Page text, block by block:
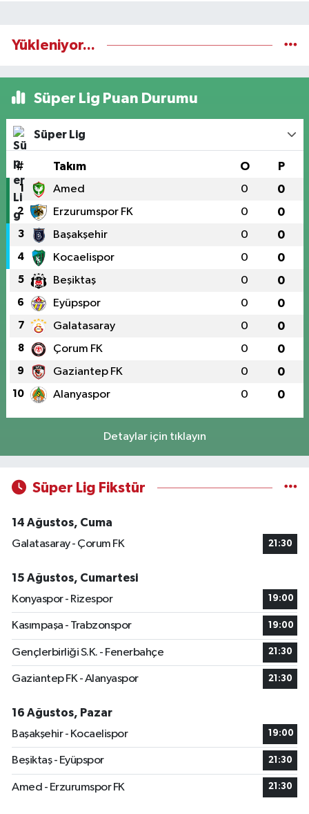
Yükleniyor...
Süper Lig Puan Durumu
Süper Lig
# Takım O P
1 Amed 0 0
2 Erzurumspor FK 0 0
3 Başakşehir 0 0
4 Kocaelispor 0 0
5 Beşiktaş 0 0
6 Eyüpspor 0 0
7 Galatasaray 0 0
8 Çorum FK 0 0
9 Gaziantep FK 0 0
10 Alanyaspor 0 0
Detaylar için tıklayın
Süper Lig Fikstür
14 Ağustos, Cuma
Galatasaray - Çorum FK
21:30
15 Ağustos, Cumartesi
Konyaspor - Rizespor
19:00
Kasımpaşa - Trabzonspor 19:00
Gençlerbirliği S.K. - Fenerbahçe 21:30
Gaziantep FK - Alanyaspor 21:30
16 Ağustos, Pazar
Başakşehir - Kocaelispor
19:00
Beşiktaş - Eyüpspor 21:30
Amed - Erzurumspor FK 21:30